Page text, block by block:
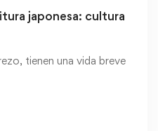
japonesa: cultura
tienen una vida breve